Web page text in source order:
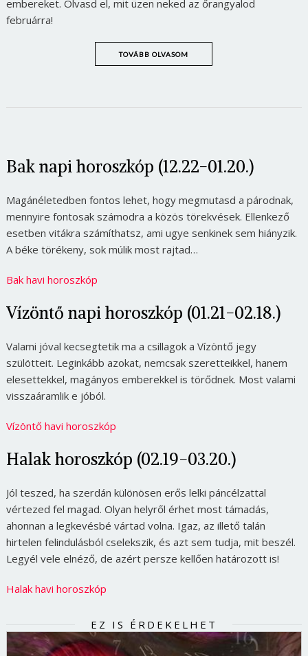
embereket. Olvasd el, mit üzen neked az őrangyalod
februárra!
TOVÁBB OLVASOM
Bak napi horoszkóp (12.22-01.20.)
Magánéletedben fontos lehet, hogy megmutasd a párodnak,
mennyire fontosak számodra a közös törekvések. Ellenkező
esetben vitákra számíthatsz, ami ugye senkinek sem hiányzik.
A béke törékeny, sok múlik most rajtad…
Bak havi horoszkóp
Vízöntő napi horoszkóp (01.21-02.18.)
Valami jóval kecsegtetik ma a csillagok a Vízöntő jegy
szülötteit. Leginkább azokat, nemcsak szeretteikkel, hanem
elesettekkel, magányos emberekkel is törődnek. Most valami
visszaáramlik e jóból.
Vízöntő havi horoszkóp
Halak horoszkóp (02.19-03.20.)
Jól teszed, ha szerdán különösen erős lelki páncélzattal
vértezed fel magad. Olyan helyről érhet most támadás,
ahonnan a legkevésbé vártad volna. Igaz, az illető talán
hirtelen felindulásból cselekszik, és azt sem tudja, mit beszél.
Legyél vele elnéző, de azért persze kellően határozott is!
Halak havi horoszkóp
EZ IS ÉRDEKELHET